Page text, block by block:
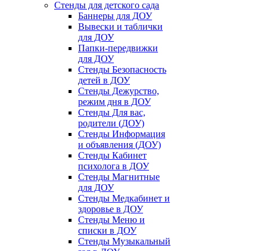
Стенды для детского сада
Баннеры для ДОУ
Вывески и таблички
для ДОУ
Папки-передвижки
для ДОУ
Стенды Безопасность
детей в ДОУ
Стенды Дежурство,
режим дня в ДОУ
Стенды Для вас,
родители (ДОУ)
Стенды Информация
и объявления (ДОУ)
Стенды Кабинет
психолога в ДОУ
Стенды Магнитные
для ДОУ
Стенды Медкабинет и
здоровье в ДОУ
Стенды Меню и
списки в ДОУ
Стенды Музыкальный